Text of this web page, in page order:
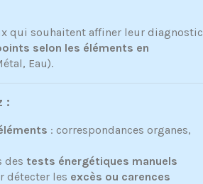
qui souhaitent affiner leur diagnostic
selon les éléments en
Eau).
:
: correspondances organes,
des tests énergétiques manuels
détecter les excès ou carences